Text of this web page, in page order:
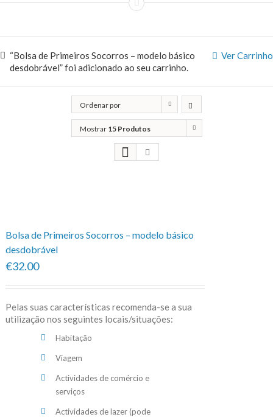
Ver Carrinho
“Bolsa de Primeiros Socorros – modelo básico
desdobrável” foi adicionado ao seu carrinho.
Ordenar por
Popularidade
Mostrar 15 Produtos
Bolsa de Primeiros Socorros – modelo básico
desdobrável
€32.00
Pelas suas características recomenda-se a sua
utilização nos seguintes locais/situações:
Habitação
Viagem
Actividades de comércio e
serviços
Actividades de lazer (pode